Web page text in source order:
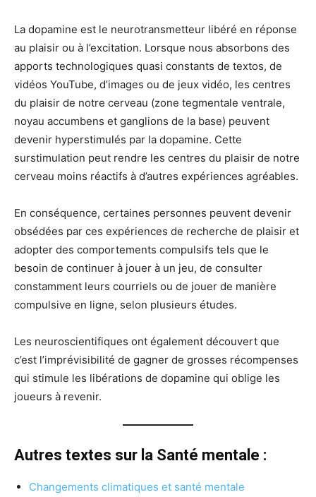
La dopamine est le neurotransmetteur libéré en réponse
au plaisir ou à l’excitation. Lorsque nous absorbons des
apports technologiques quasi constants de textos, de
vidéos YouTube, d’images ou de jeux vidéo, les centres
du plaisir de notre cerveau (zone tegmentale ventrale,
noyau accumbens et ganglions de la base) peuvent
devenir hyperstimulés par la dopamine. Cette
surstimulation peut rendre les centres du plaisir de notre
cerveau moins réactifs à d’autres expériences agréables.
En conséquence, certaines personnes peuvent devenir
obsédées par ces expériences de recherche de plaisir et
adopter des comportements compulsifs tels que le
besoin de continuer à jouer à un jeu, de consulter
constamment leurs courriels ou de jouer de manière
compulsive en ligne, selon plusieurs études.
Les neuroscientifiques ont également découvert que
c’est l’imprévisibilité de gagner de grosses récompenses
qui stimule les libérations de dopamine qui oblige les
joueurs à revenir.
Autres textes sur la Santé mentale :
Changements climatiques et santé mentale